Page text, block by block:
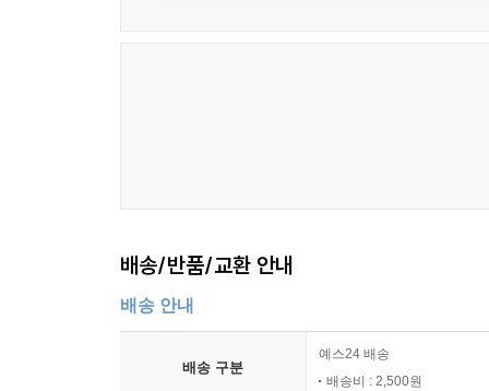
배송/반품/교환 안내
배송 안내
배송 구분
예스24 배송
배송비 : 2,500원